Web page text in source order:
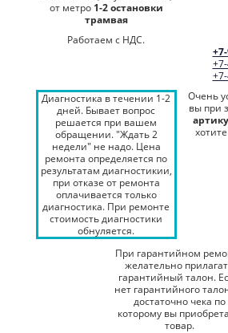
от метро 1-2 остановки
трамвая
Работаем с НДС.
Диагностика в течении 1-2
дней. Бывает вопрос
решается при вашем
обращении. "Ждать 2
недели" не надо. Цена
ремонта определяется по
результатам диагностикии,
при отказе от ремонта
оплачивается только
диагностика. При ремонте
стоимость диагностики
обнуляется.
Очень
вы при
При гарантийном
желательно
гарантийный талон.
нет гарантийного
достаточно чека по
которому вы
товар.